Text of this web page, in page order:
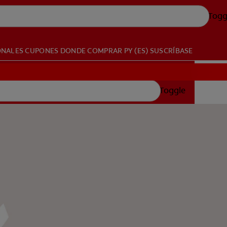
CUPONES DONDE COMPRAR PY (ES) SUSCRÍBASE
Toggle